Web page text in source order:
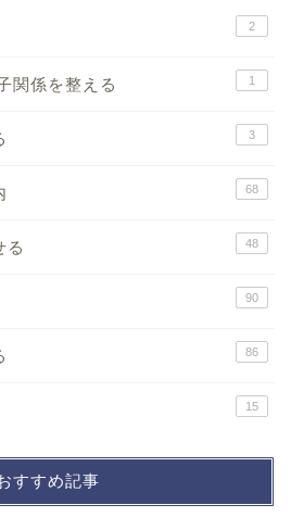
2
関係を整える 1
3
68
る 48
90
86
15
すすめ記事